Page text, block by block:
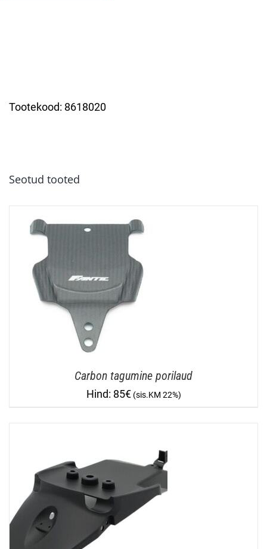
Tootekood: 8618020
Seotud tooted
Carbon tagumine porilaud
85€